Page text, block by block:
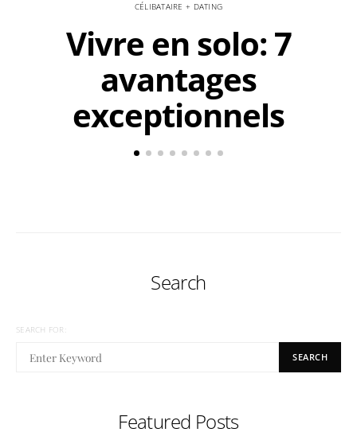
CÉLIBATAIRE + DATING
Vivre en solo: 7
avantages
exceptionnels
Search
SEARCH FOR:
SEARCH
Featured Posts